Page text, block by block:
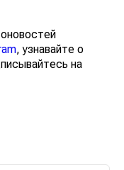
, узнавайте о
на